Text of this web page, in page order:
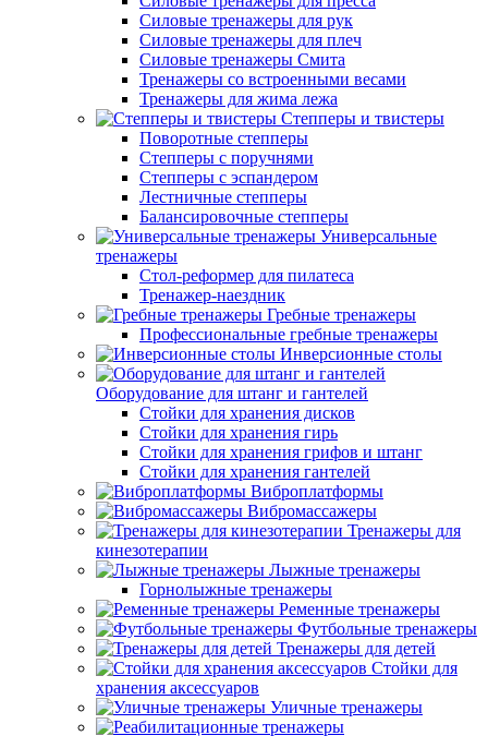
Силовые тренажеры для рук
Силовые тренажеры для плеч
Силовые тренажеры Смита
Тренажеры со встроенными весами
Тренажеры для жима лежа
Степперы и твистеры
Поворотные степперы
Степперы с поручнями
Степперы с эспандером
Лестничные степперы
Балансировочные степперы
Универсальные
тренажеры
Стол-реформер для пилатеса
Тренажер-наездник
Гребные тренажеры
Профессиональные гребные тренажеры
Инверсионные столы
Оборудование для штанг и гантелей
Стойки для хранения дисков
Стойки для хранения гирь
Стойки для хранения грифов и штанг
Стойки для хранения гантелей
Виброплатформы
Вибромассажеры
Тренажеры для
кинезотерапии
Лыжные тренажеры
Горнолыжные тренажеры
Ременные тренажеры
Футбольные тренажеры
Тренажеры для детей
Стойки для
хранения аксессуаров
Уличные тренажеры